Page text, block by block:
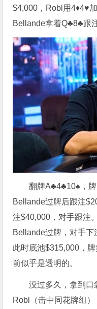
$4,000，Robl用4♦4♥
Bellande拿着Q♣8♣跟
翻牌A♣4♣10♠，牌
Bellande过牌后跟注
注$40,000，对手跟注
Bellande过牌，对手下
此时底池$315,000，
前似乎是透明的。
没过多久，拿到
Robl（击中同花牌组